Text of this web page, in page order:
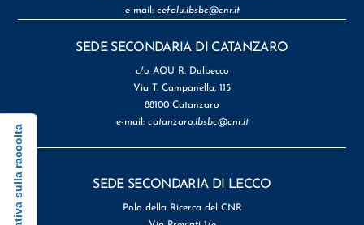
e-mail: cefalu.ibsbc@cnr.it
SEDE SECONDARIA DI CATANZARO
c/o AOU R. Dulbecco
Via T. Campanella, 115
88100 Catanzaro
e-mail: catanzaro.ibsbc@cnr.it
SEDE SECONDARIA DI LECCO
Polo della Ricerca del CNR
Informativa sulla raccolta